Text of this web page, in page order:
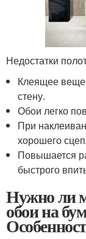
Недостатки
Клеящее
стену.
Обои легко
При
хорошего
Повышается
быстрого
Нужно ли
обои на